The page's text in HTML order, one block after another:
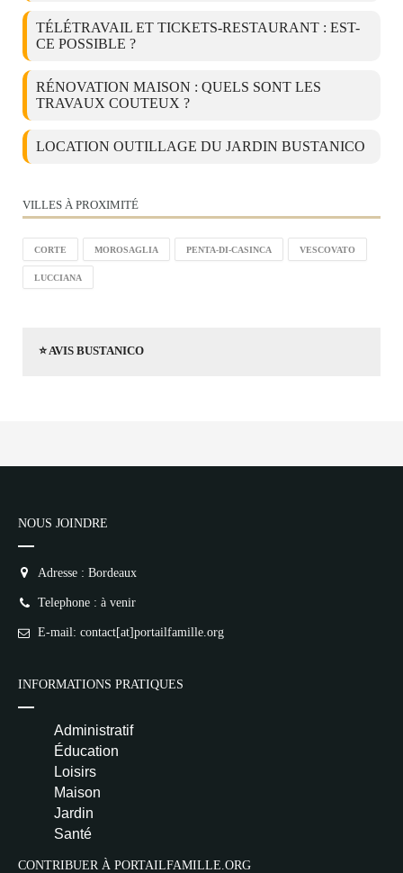
TÉLÉTRAVAIL ET TICKETS-RESTAURANT : EST-
CE POSSIBLE ?
RÉNOVATION MAISON : QUELS SONT LES
TRAVAUX COUTEUX ?
LOCATION OUTILLAGE DU JARDIN BUSTANICO
VILLES À PROXIMITÉ
CORTE MOROSAGLIA PENTA-DI-CASINCA VESCOVATO
LUCCIANA
⭐ AVIS BUSTANICO
NOUS JOINDRE
Adresse : Bordeaux
Telephone : à venir
E-mail: contact[at]portailfamille.org
INFORMATIONS PRATIQUES
Administratif
Éducation
Loisirs
Maison
Jardin
Santé
CONTRIBUER À PORTAILFAMILLE.ORG